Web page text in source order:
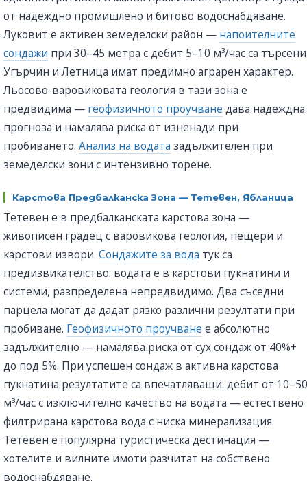
от надеждно промишлено и битово водоснабдяване.
Луковит е активен земеделски район — напоителните
сондажи при 30–45 метра с дебит 5–10 м³/час са
Угърчин и Летница имат предимно аграрен характер.
Льосово-варовиковата геология в тази зона е
предвидима — геофизичното проучване дава надеждна
прогноза и намалява риска от изненади при
пробиването. Анализ на водата задължителен при
земеделски зони с интензивно торене.
Карстова Предбалканска Зона — Тетевен, Ябланица
Тетевен е в предбалканската карстова зона —
живописен градец с варовикова геология, пещери и
карстови извори. Сондажите за вода тук са
предизвикателство: водата е в карстови пукнатини и
системи, разпределена непредвидимо. Два съседни
парцела могат да дадат рязко различни резултати при
пробиване. Геофизичното проучване е абсолютно
задължително — намалява риска от сух сондаж от 40%+
до под 5%. При успешен сондаж в активна карстова
пукнатина резултатите са впечатляващи: дебит от 10–50
м³/час с изключително качество на водата — естествено
филтрирана карстова вода с ниска минерализация.
Тетевен е популярна туристическа дестинация —
хотелите и вилните имоти разчитат на собствено
водоснабдяване.